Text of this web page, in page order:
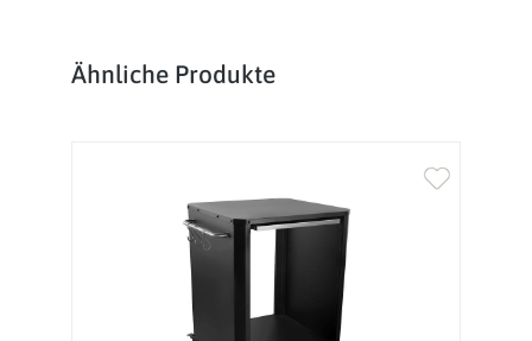
Produktgalerie überspringen
Ähnliche Produkte